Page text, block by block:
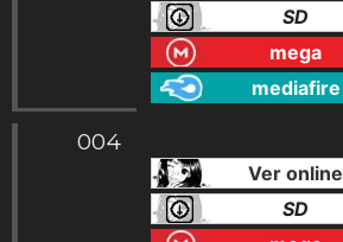
SD
mega
mediafire
004
Ver online
SD